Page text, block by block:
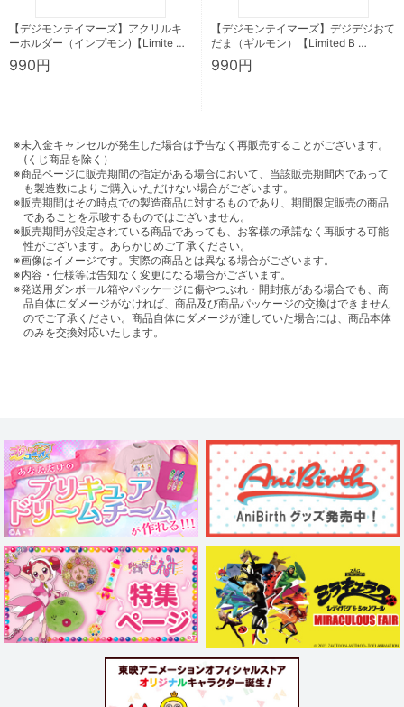
【デジモンテイマーズ】アクリルキ
ーホルダー（インプモン)【Limite …
990円
【デジモンテイマーズ】デジデジおて
だま（ギルモン）【Limited B …
990円
※未入金キャンセルが発生した場合は予告なく再販売することがございます。
(くじ商品を除く）
※商品ページに販売期間の指定がある場合において、当該販売期間内であって
も製造数によりご購入いただけない場合がございます。
※販売期間はその時点での製造商品に対するものであり、期間限定販売の商品
であることを示唆するものではございません。
※販売期間が設定されている商品であっても、お客様の承諾なく再販する可能
性がございます。あらかじめご了承ください。
※画像はイメージです。実際の商品とは異なる場合がございます。
※内容・仕様等は告知なく変更になる場合がございます。
※発送用ダンボール箱やパッケージに傷やつぶれ・開封痕がある場合でも、商
品自体にダメージがなければ、商品及び商品パッケージの交換はできません
のでご了承ください。商品自体にダメージが達していた場合には、商品本体
のみを交換対応いたします。